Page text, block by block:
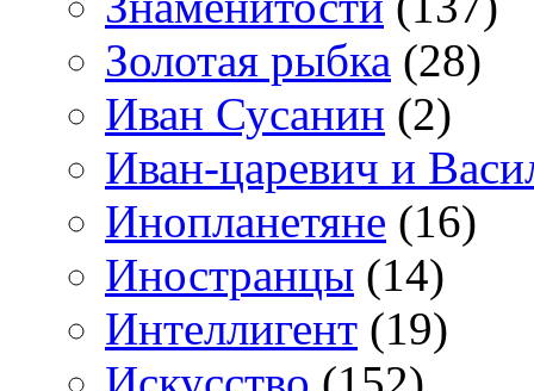
Золотая рыбка (28)
Иван Сусанин (2)
Иван-царевич и
Инопланетяне (16)
Иностранцы (14)
Интеллигент (19)